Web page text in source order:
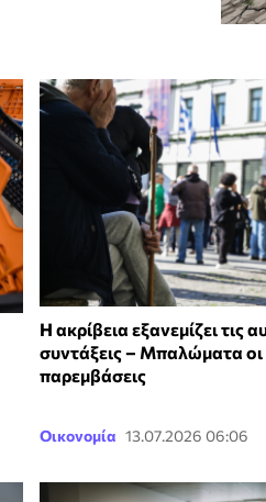
Η ακρίβεια εξανεμίζει τις
συντάξεις – Μπαλώματα οι
παρεμβάσεις
Οικονομία 13.07.2026 06:06